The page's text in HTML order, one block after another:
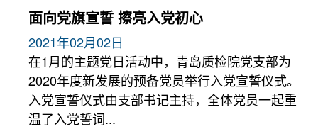
面向党旗宣誓 擦亮入党初心
2021年02月02日
在1月的主题党日活动中，青岛质检院党支部为
2020年度新发展的预备党员举行入党宣誓仪式。
入党宣誓仪式由支部书记主持，全体党员一起重
温了入党誓词...